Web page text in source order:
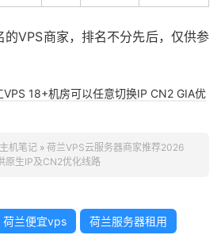
的VPS商家，排名不分先后，仅供参
VPS 18+机房可以任意切换IP CN2 GIA优
机笔记» 荷兰VPS云服务器商家推荐2026
原生IP及CN2优化线路
荷兰便宜vps 荷兰服务器租用